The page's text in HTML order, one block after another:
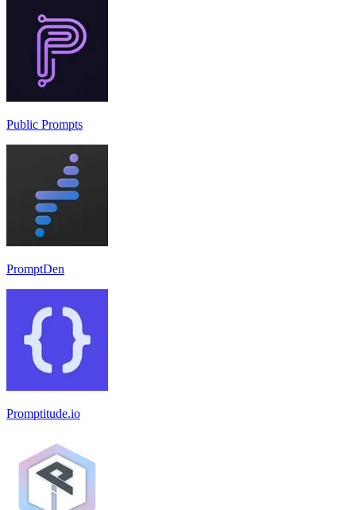
Public Prompts
PromptDen
Promptitude.io